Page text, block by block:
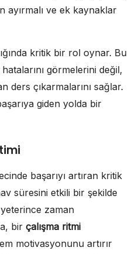
ayırmalı ve ek kaynaklar
kritik bir rol oynar. Bu
görmelerini değil,
ders çıkarmalarını sağlar.
giden yolda bir
başarıyı artıran kritik
süresini etkili bir şekilde
zaman
bir çalışma ritmi
motivasyonunu artırır